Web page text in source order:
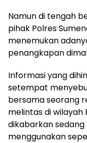
Namun di tengah
pihak Polres
menemukan
penangkapan
Informasi yang
setempat
bersama seorang
melintas di wilayah
dikabarkan sedang
menggunakan